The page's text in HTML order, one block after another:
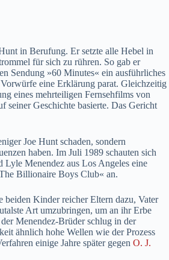
in Berufung. Er setzte alle Hebel in
für sich zu rühren. So gab er
Sendung »60 Minutes« ein ausführliches
eine Erklärung parat. Gleichzeitig
eines mehrteiligen Fernsehfilms von
seiner Geschichte basierte. Das Gericht
Joe Hunt schaden, sondern
haben. Im Juli 1989 schauten sich
Menendez aus Los Angeles eine
Billionaire Boys Club« an.
beiden Kinder reicher Eltern dazu, Vater
Art umzubringen, um an ihr Erbe
Menendez-Brüder schlug in der
ähnlich hohe Wellen wie der Prozess
einige Jahre später gegen O. J.